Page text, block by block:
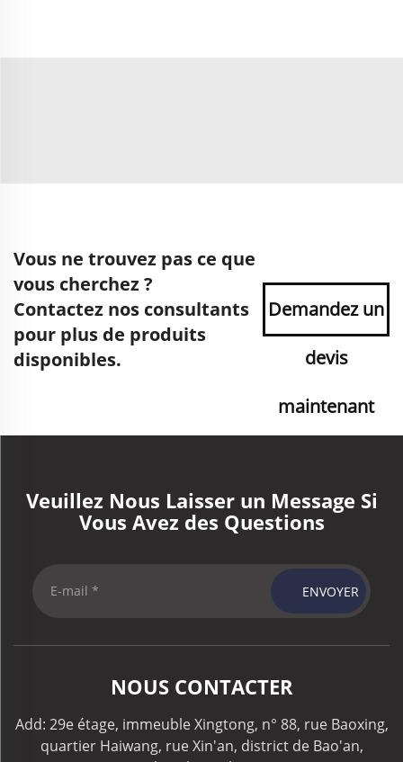
Vous ne trouvez pas ce que
vous cherchez ?
Contactez nos consultants
pour plus de produits
disponibles.
Demandez un
devis
maintenant
Veuillez Nous Laisser un Message Si
Vous Avez des Questions
ENVOYER
NOUS CONTACTER
Add: 29e étage, immeuble Xingtong, n° 88, rue Baoxing,
quartier Haiwang, rue Xin'an, district de Bao'an,